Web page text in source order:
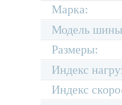
Марка:
Модель
Размеры:
Индекс
Индекс